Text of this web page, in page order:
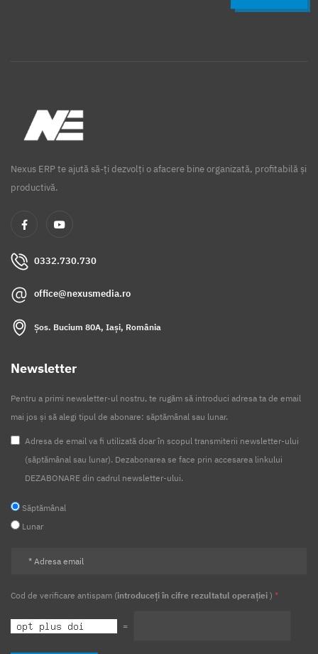
Nexus ERP te ajută să-ți dezvolți o afacere bine organizată, profitabilă și
productivă.
0332.730.730
office@nexusmedia.ro
Șos. Bucium 80A, Iași, România
Newsletter
Pentru a primi newsletter-ul nostru, te rugăm să introduci adresa ta de email
mai jos și să alegi tipul de abonare: săptămânal sau lunar.
Adresa de email va fi utilizată doar în scopul transmiterii newsletter-ului
(săptămânal sau lunar). Dezabonarea se face prin accesarea linkului
DEZABONARE din cadrul newsletter-ului.
Săptămânal
Lunar
Cod de verificare antispam (introduceți în cifre rezultatul operației ) *
=